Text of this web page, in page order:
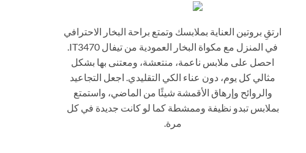
ارتقِ بروتين العناية بملابسك وتمتع براحة البخار الاحترافي
في المنزل مع مكواة البخار العمودية من تيفال IT3470.
احصل على ملابس ناعمة، منتعشة، ومعتنى بها بشكل
مثالي كل يوم، دون عناء الكي التقليدي. اجعل التجاعيد
والروائح وإرهاق الأقمشة شيئًا من الماضي، واستمتع
بملابس تبدو نظيفة وممشطة كما لو كانت جديدة في كل
مرة.